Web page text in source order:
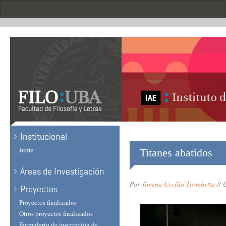
Institucional
Junta
Áreas de Investigación
Proyectos
Proyectos finalizados
Otros proyectos finalizados
Titanes abatidos
PorJimena Cecilia Trombetta//